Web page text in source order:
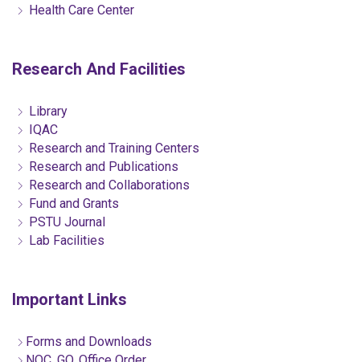
Health Care Center
Research And Facilities
Library
IQAC
Research and Training Centers
Research and Publications
Research and Collaborations
Fund and Grants
PSTU Journal
Lab Facilities
Important Links
Forms and Downloads